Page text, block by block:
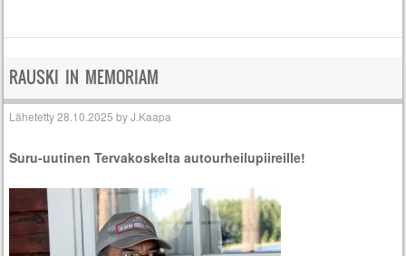
RAUSKI IN MEMORIAM
Lähetetty28.10.2025 byJ.Kaapa
Suru-uutinen Tervakoskelta autourheilupiireille!